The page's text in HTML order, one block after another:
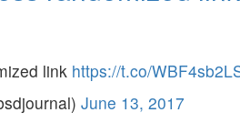
link https://t.co/
June 13, 2017